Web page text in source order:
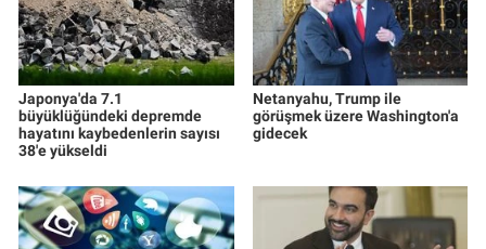
Japonya'da 7.1
büyüklüğündeki depremde
hayatını kaybedenlerin sayısı
38'e yükseldi
Netanyahu, Trump ile
görüşmek üzere Washington'a
gidecek